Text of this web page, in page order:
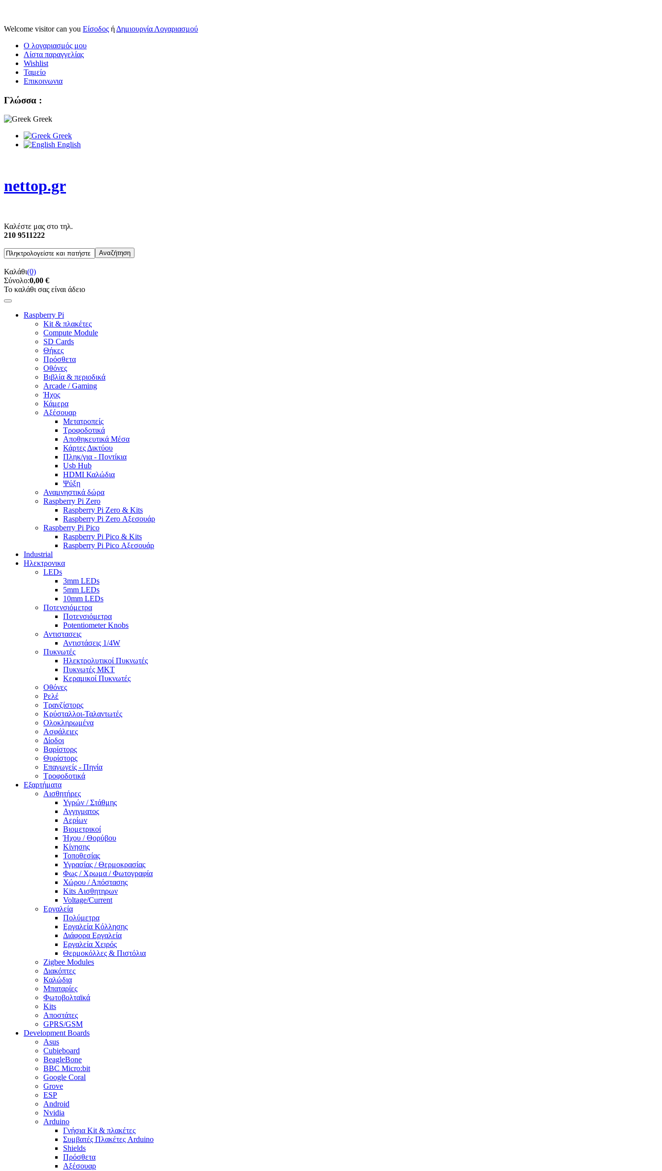
Welcome visitor can you Είσοδος ή Δημιουργία Λογαριασμού
Ο λογαριασμός μου
Λίστα παραγγελίας
Wishlist
Ταμείο
Επικοινωνια
Γλώσσα :
Greek
Greek
English
nettop.gr
Καλέστε μας στο τηλ.
210 9511222
Καλάθι(0)
Σύνολο:0,00 €
Το καλάθι σας είναι άδειο
Raspberry Pi
Kit & πλακέτες
Compute Module
SD Cards
Θήκες
Πρόσθετα
Οθόνες
Βιβλία & περιοδικά
Arcade / Gaming
Ήχος
Κάμερα
Αξέσουαρ
Μετατροπείς
Τροφοδοτικά
Αποθηκευτικά Μέσα
Κάρτες Δικτύου
Πληκ/για - Ποντίκια
Usb Hub
HDMI Καλώδια
Ψύξη
Αναμνηστικά δώρα
Raspberry Pi Zero
Raspberry Pi Zero & Kits
Raspberry Pi Zero Αξεσουάρ
Raspberry Pi Pico
Raspberry Pi Pico & Kits
Raspberry Pi Pico Αξεσουάρ
Industrial
Ηλεκτρονικα
LEDs
3mm LEDs
5mm LEDs
10mm LEDs
Ποτενσιόμετρα
Ποτενσιόμετρα
Potentiometer Knobs
Αντιστασεις
Αντιστάσεις 1/4W
Πυκνωτές
Ηλεκτρολυτικοί Πυκνωτές
Πυκνωτές MKT
Κεραμικοί Πυκνωτές
Οθόνες
Ρελέ
Τρανζίστορς
Κρύσταλλοι-Ταλαντωτές
Ολοκληρωμένα
Ασφάλειες
Δίοδοι
Βαρίστορς
Θυρίστορς
Επαγωγείς - Πηνία
Τροφοδοτικά
Εξαρτήματα
Αισθητήρες
Υγρών / Στάθμης
Αγγιγματος
Αερίων
Βιομετρικοί
Ήχου / Θορύβου
Κίνησης
Τοποθεσίας
Υγρασίας / Θερμοκρασίας
Φως / Χρωμα / Φωτογραφία
Χώρου / Απόστασης
Kits Αισθητηρων
Voltage/Current
Εργαλεία
Πολύμετρα
Εργαλεία Κόλλησης
Διάφορα Εργαλεία
Εργαλεία Χειρός
Θερμοκόλλες & Πιστόλια
Zigbee Modules
Διακόπτες
Καλώδια
Μπαταρίες
Φωτοβολταϊκά
Kits
Αποστάτες
GPRS/GSM
Development Boards
Asus
Cubieboard
BeagleBone
BBC Micro:bit
Google Coral
Grove
ESP
Android
Nvidia
Arduino
Γνήσια Kit & πλακέτες
Συμβατές Πλακέτες Arduino
Shields
Πρόσθετα
Αξέσουαρ